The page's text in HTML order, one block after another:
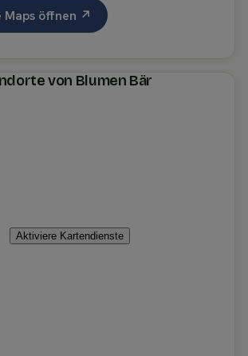
Maps öffnen ↗
von Blumen Bär
Aktiviere Kartendienste